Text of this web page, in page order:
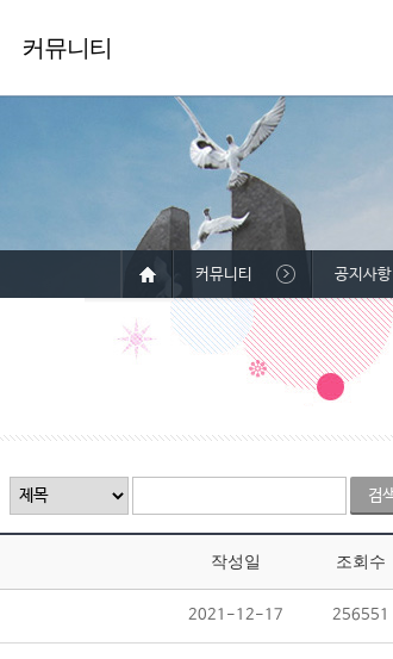
커뮤니티
커뮤니티 공지사항
작성일 조회수
2021-12-17 256551